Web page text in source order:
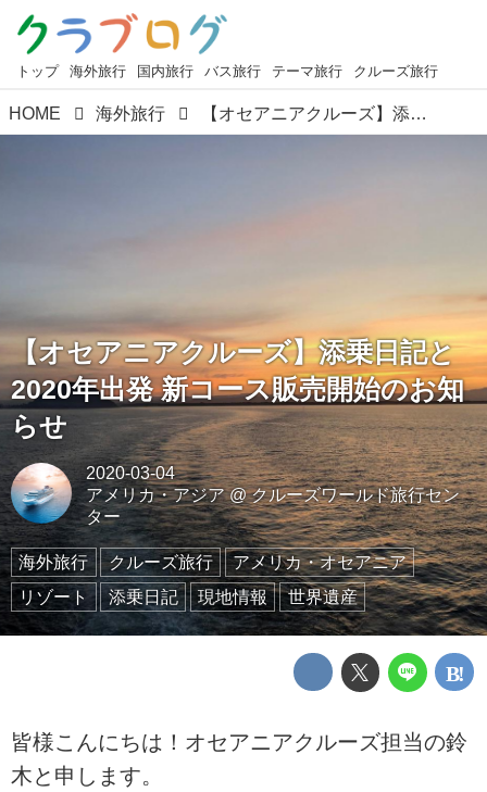
トップ 海外旅行 国内旅行 バス旅行 テーマ旅行 クルーズ旅行
HOME 海外旅行 【オセアニアクルーズ】添乗日記と2020年出発 新コース販売開始のお知らせ
【オセアニアクルーズ】添乗日記と
2020年出発 新コース販売開始のお知
らせ
2020-03-04
アメリカ・アジア@クルーズワールド旅行セン
ター
海外旅行 クルーズ旅行
アメリカ・オセアニア
リゾート
添乗日記 現地情報 世界遺産
皆様こんにちは！オセアニアクルーズ担当の鈴
木と申します。